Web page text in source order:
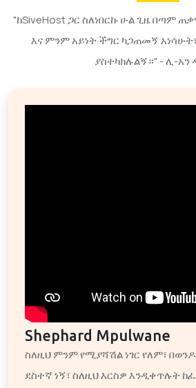
"ከSiveHost ጋር ስለነበርኩ ሁል ጊዜ በጣም
እና ምንም አይነት ችግር ካጋጠመኝ
ያስተካክሉልኝ።" - ሊ-አን
Shephard Mpulwane
ስለዚህ ምንም የሚያሻሽል ነገር የለም፣
ደስተኛ ነኝ፣ ስለዚህ እርስዎ እንዲቀጥሉት